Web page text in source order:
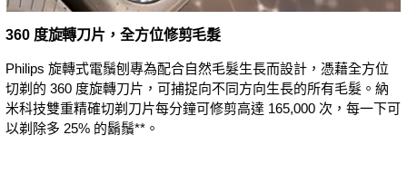
360 度旋轉刀片，全方位修剪毛髮
Philips 旋轉式電鬚刨專為配合自然毛髮生長而設計，憑藉全方位
切剃的 360 度旋轉刀片，可捕捉向不同方向生長的所有毛髮。納
米科技雙重精確切剃刀片每分鐘可修剪高達 165,000 次，每一下可
以剃除多 25% 的鬍鬚**。